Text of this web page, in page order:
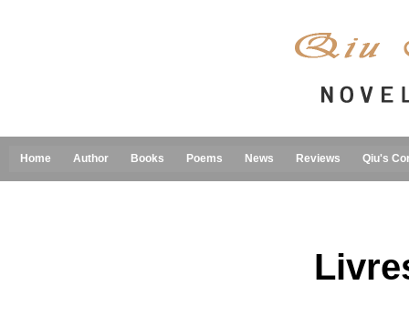
Home Author Books Poems News Reviews Qiu's